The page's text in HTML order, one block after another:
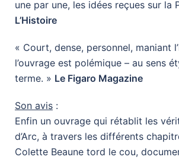
une par une, les idées reçues sur la
L’Histoire
« Court, dense, personnel, maniant
l’ouvrage est polémique – au sens
terme. » Le Figaro Magazine
Son avis :
Enfin un ouvrage qui rétablit les
d’Arc, à travers les différents
Colette Beaune tord le cou,